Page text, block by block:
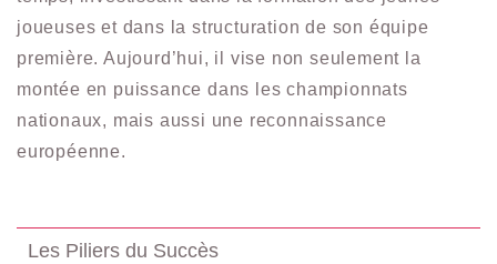
joueuses et dans la structuration de son équipe
première. Aujourd’hui, il vise non seulement la
montée en puissance dans les championnats
nationaux, mais aussi une reconnaissance
européenne.
Les Piliers du Succès